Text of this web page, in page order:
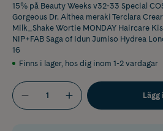
15% på Beauty Weeks v32-33 Special
Gorgeous Dr. Althea meraki Terclara
Milk_Shake Wortie MONDAY Haircare
NIP+FAB Saga of Idun Jumiso Hydrea
16
Finns i lager, hos dig inom 1-2 vardagar
Lägg